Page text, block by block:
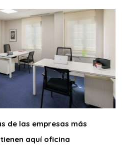
de las empresas más
aquí oficina